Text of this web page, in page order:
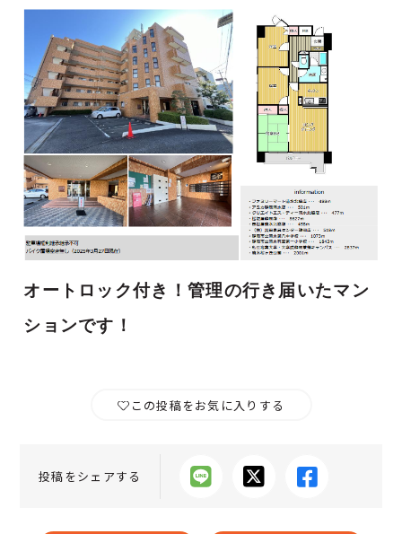
オートロック付き！管理の行き届いたマン
ションです！
この投稿をお気に入りする
投稿をシェアする